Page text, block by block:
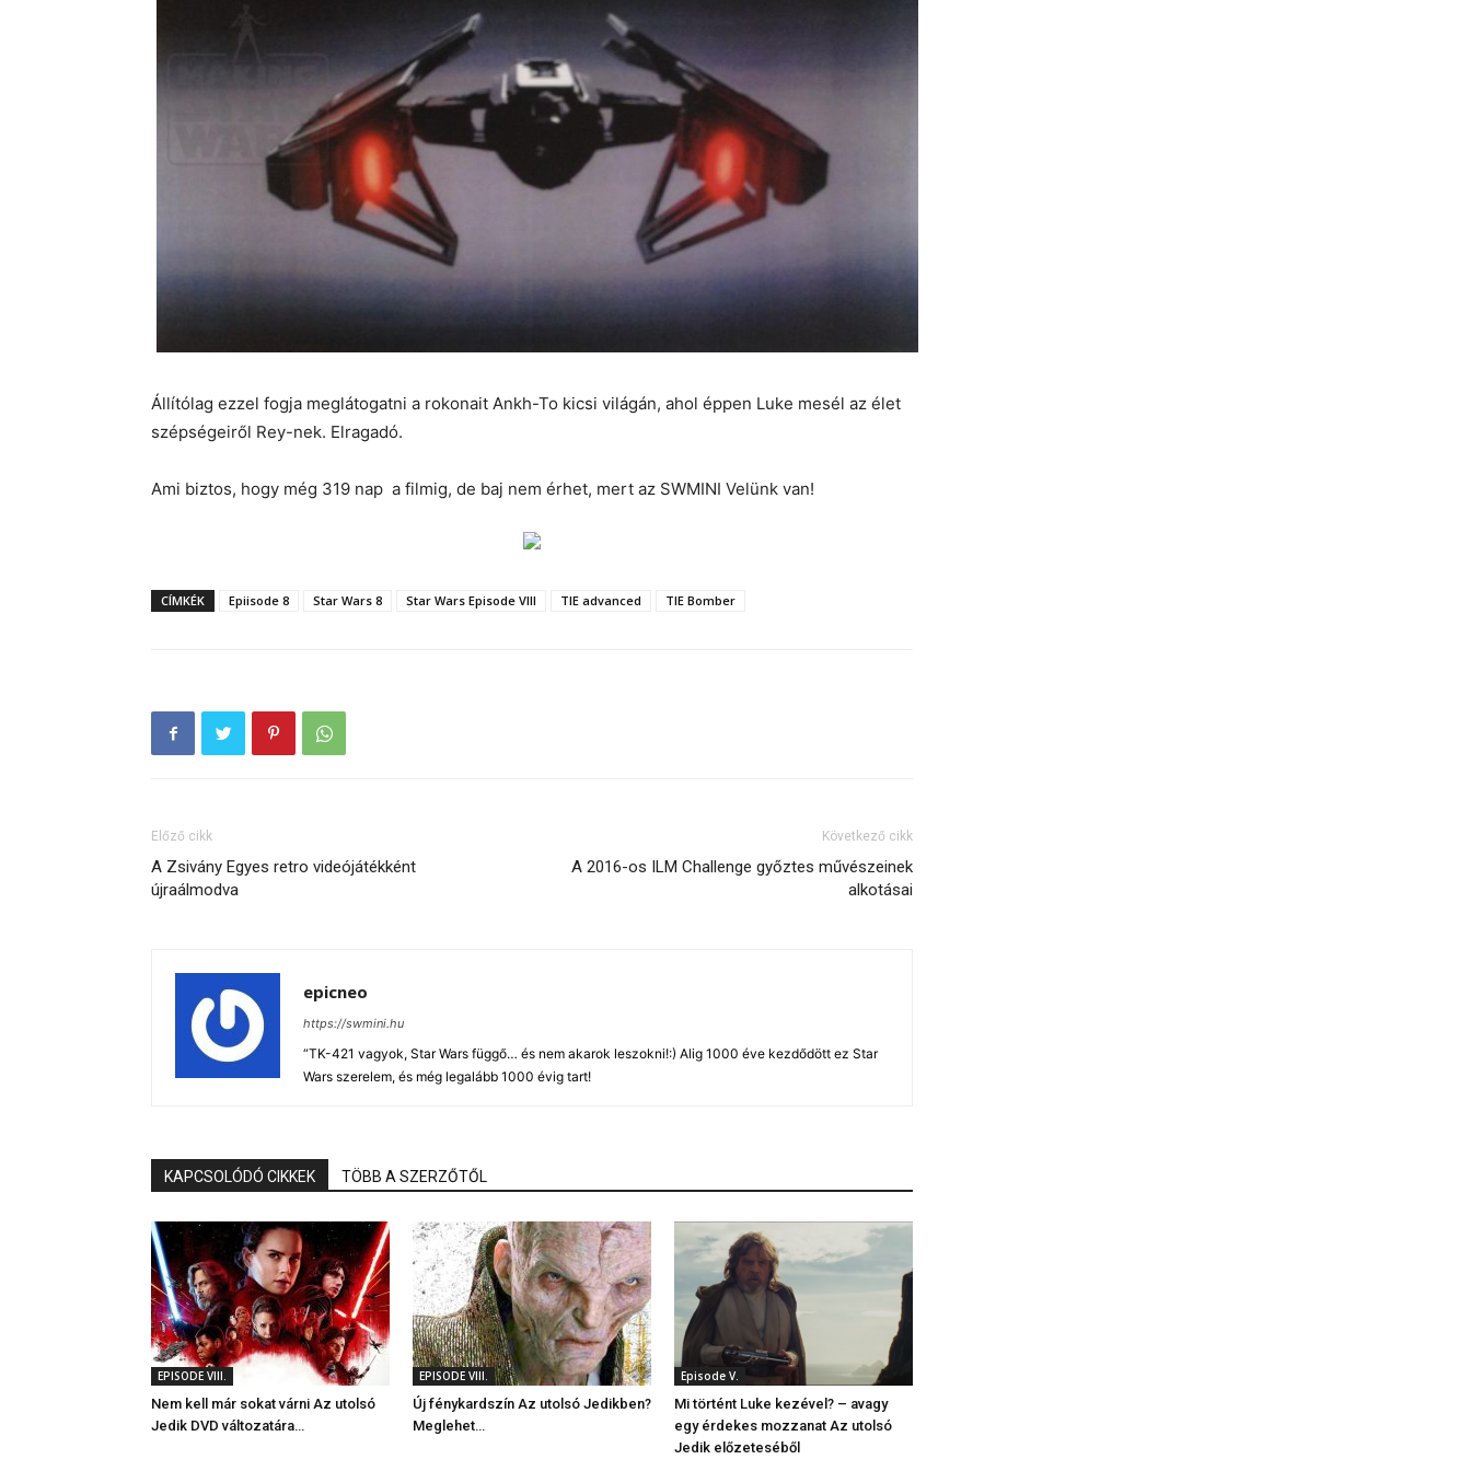
Állítólag ezzel fogja meglátogatni a rokonait Ankh-To kicsi világán, ahol éppen Luke mesél az élet
szépségeiről Rey-nek. Elragadó.
Ami biztos, hogy még 319 nap a filmig, de baj nem érhet, mert az SWMINI Velünk van!
CÍMKÉK Epiisode 8 Star Wars 8 Star Wars Episode VIII TIE advanced TIE Bomber
Előző cikk
A Zsivány Egyes retro videójátékként
újraálmodva
Következő cikk
A 2016-os ILM Challenge győztes művészeinek
alkotásai
epicneo
https://swmini.hu
“TK-421 vagyok, Star Wars függő… és nem akarok leszokni!:) Alig 1000 éve kezdődött ez Star
Wars szerelem, és még legalább 1000 évig tart!
KAPCSOLÓDÓ CIKKEK TÖBB A SZERZŐTŐL
EPISODE VIII.
Nem kell már sokat várni Az utolsó
Jedik DVD változatára…
EPISODE VIII.
Új fénykardszín Az utolsó Jedikben?
Meglehet…
Episode V.
Mi történt Luke kezével? – avagy
egy érdekes mozzanat Az utolsó
Jedik előzeteséből